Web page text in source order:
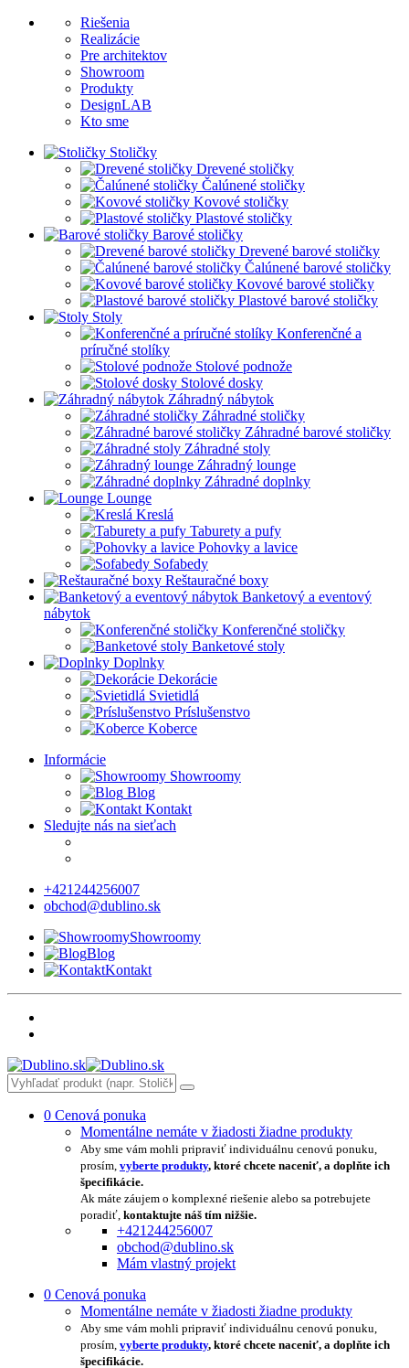
Riešenia
Realizácie
Pre architektov
Showroom
Produkty
DesignLAB
Kto sme
Stoličky
Drevené stoličky
Čalúnené stoličky
Kovové stoličky
Plastové stoličky
Barové stoličky
Drevené barové stoličky
Čalúnené barové stoličky
Kovové barové stoličky
Plastové barové stoličky
Stoly
Konferenčné a
príručné stolíky
Stolové podnože
Stolové dosky
Záhradný nábytok
Záhradné stoličky
Záhradné barové stoličky
Záhradné stoly
Záhradný lounge
Záhradné doplnky
Lounge
Kreslá
Taburety a pufy
Pohovky a lavice
Sofabedy
Reštauračné boxy
Banketový a eventový
nábytok
Konferenčné stoličky
Banketové stoly
Doplnky
Dekorácie
Svietidlá
Príslušenstvo
Koberce
Informácie
Showroomy
Blog
Kontakt
Sledujte nás na sieťach
+421244256007
obchod@dublino.sk
Showroomy
Blog
Kontakt
0 Cenová ponuka
Momentálne nemáte v žiadosti žiadne produkty
Aby sme vám mohli pripraviť individuálnu cenovú ponuku,
prosím, vyberte produkty, ktoré chcete naceniť, a doplňte ich
špecifikácie.
Ak máte záujem o komplexné riešenie alebo sa potrebujete
poradiť, kontaktujte náš tím nižšie.
+421244256007
obchod@dublino.sk
Mám vlastný projekt
0 Cenová ponuka
Momentálne nemáte v žiadosti žiadne produkty
Aby sme vám mohli pripraviť individuálnu cenovú ponuku,
prosím, vyberte produkty, ktoré chcete naceniť, a doplňte ich
špecifikácie.